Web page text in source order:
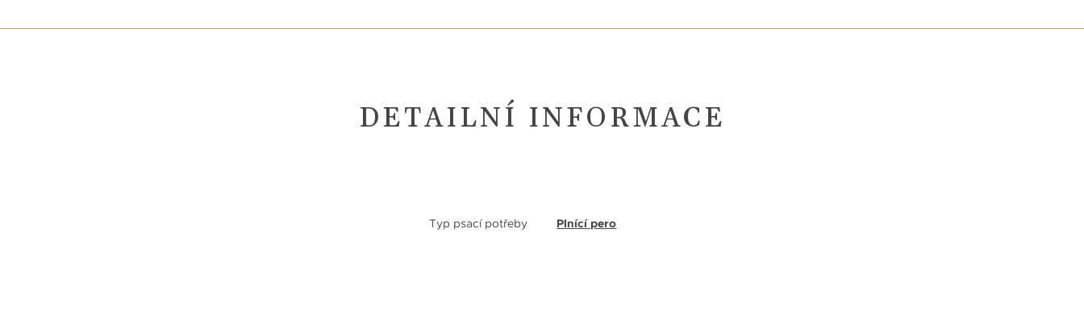
DETAILNÍ INFORMACE
Typ psací potřeby Plnící pero